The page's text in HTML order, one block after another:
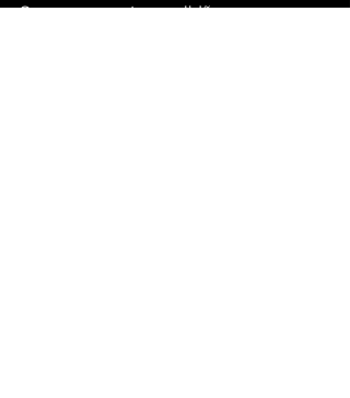
Sempre arrasta a solidão